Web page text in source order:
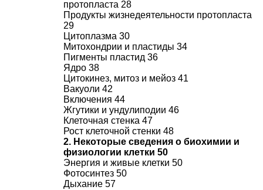
протопласта 28
Продукты жизнедеятельности протопласта
29
Цитоплазма 30
Митохондрии и пластиды 34
Пигменты пластид 36
Ядро 38
Цитокинез, митоз и мейоз 41
Вакуоли 42
Включения 44
Жгутики и ундулиподии 46
Клеточная стенка 47
Рост клеточной стенки 48
2. Некоторые сведения о биохимии и
физиологии клетки 50
Энергия и живые клетки 50
Фотосинтез 50
Дыхание 57